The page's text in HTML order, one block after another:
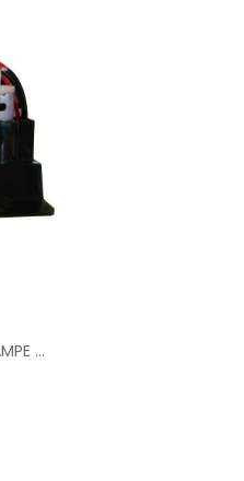
MODULE GYROPHARE COMPLET RAMPE VISION ALERT EVOLUTION